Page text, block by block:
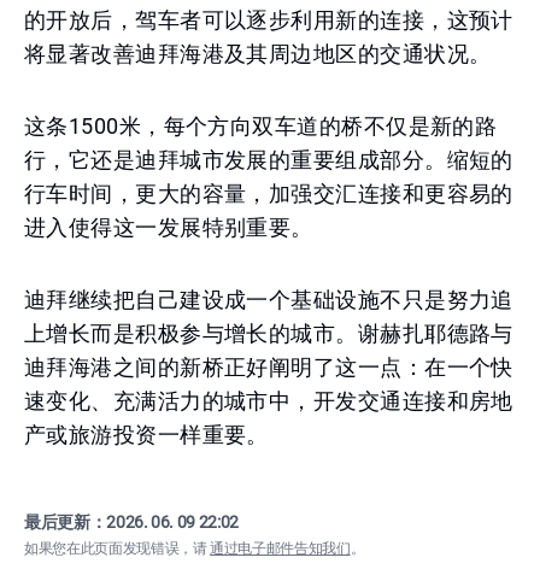
的开放后，驾车者可以逐步利用新的连接，这预计
将显著改善迪拜海港及其周边地区的交通状况。
这条1500米，每个方向双车道的桥不仅是新的路
行，它还是迪拜城市发展的重要组成部分。缩短的
行车时间，更大的容量，加强交汇连接和更容易的
进入使得这一发展特别重要。
迪拜继续把自己建设成一个基础设施不只是努力追
上增长而是积极参与增长的城市。谢赫扎耶德路与
迪拜海港之间的新桥正好阐明了这一点：在一个快
速变化、充满活力的城市中，开发交通连接和房地
产或旅游投资一样重要。
最后更新：2026. 06. 09 22:02
如果您在此页面发现错误，请通过电子邮件告知我们。